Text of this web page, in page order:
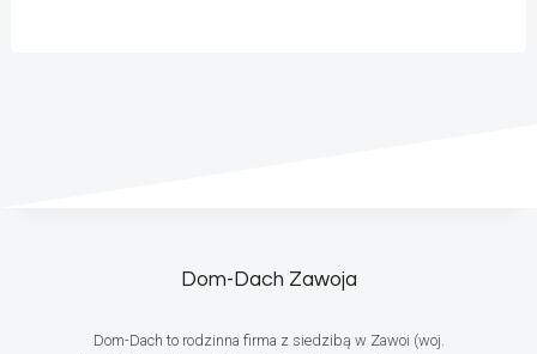
Dom-Dach Zawoja
Dom-Dach to rodzinna firma z siedzibą w Zawoi (woj.